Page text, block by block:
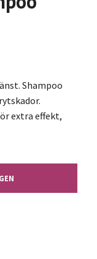
Shampoo
extra effekt,